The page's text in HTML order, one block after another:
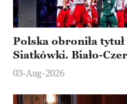
Polska obroniła
Siatkówki. Biało-
Ningbo
03-Aug-2026